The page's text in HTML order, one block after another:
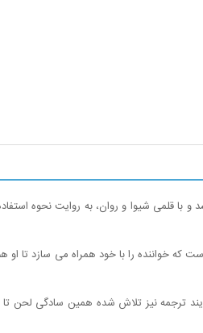
شیوا و روان، به روایت نحوه
خواننده را با خود همراه می سازد تا او
ترجمه نیز تلاش شده همین سادگی لحن